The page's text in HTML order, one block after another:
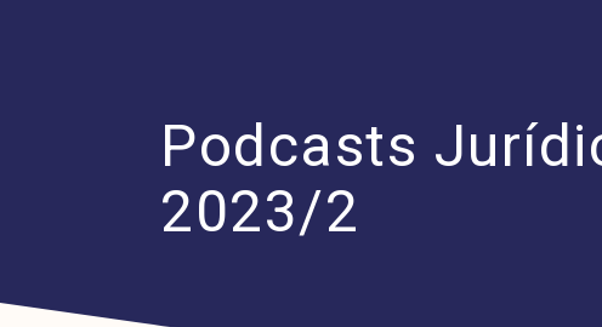
Podcasts
2023/2